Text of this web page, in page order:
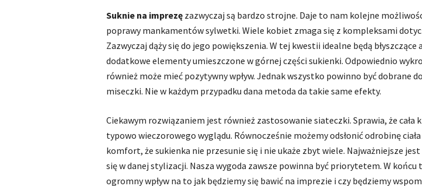
Suknie na imprezę zazwyczaj są bardzo strojne. Daje to nam kolejne
poprawy mankamentów sylwetki. Wiele kobiet zmaga się z kompleksami
Zazwyczaj dąży się do jego powiększenia. W tej kwestii idealne będą błyszczące
dodatkowe elementy umieszczone w górnej części sukienki. Odpowiednio
również może mieć pozytywny wpływ. Jednak wszystko powinno być dobrane
miseczki. Nie w każdym przypadku dana metoda da takie same efekty.
Ciekawym rozwiązaniem jest również zastosowanie siateczki. Sprawia, że cała
typowo wieczorowego wyglądu. Równocześnie możemy odsłonić odrobinę
komfort, że sukienka nie przesunie się i nie ukaże zbyt wiele. Najważniejsze
się w danej stylizacji. Nasza wygoda zawsze powinna być priorytetem. W końcu
ogromny wpływ na to jak będziemy się bawić na imprezie i czy będziemy